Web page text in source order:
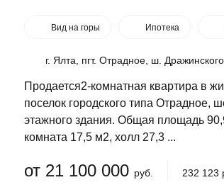
Вид на горы Ипотека
г. Ялта, пгт. Отрадное, ш.
Продается2-комнатная квартира в
поселок городского типа Отрадное,
этажного здания. Общая площадь
комната 17,5 м2, холл 27,3 ...
от 21 100 000 руб. 232 123